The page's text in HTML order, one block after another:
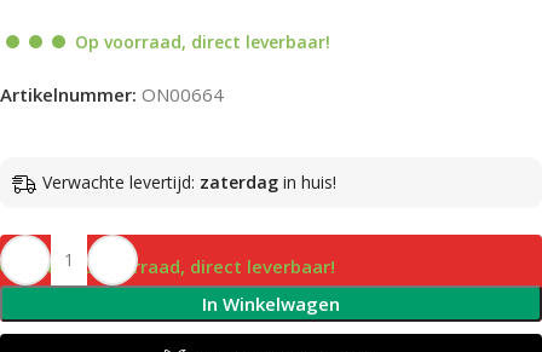
Op voorraad, direct leverbaar!
Artikelnummer: ON00664
Verwachte levertijd: zaterdag in huis!
Op voorraad, direct leverbaar!
In Winkelwagen